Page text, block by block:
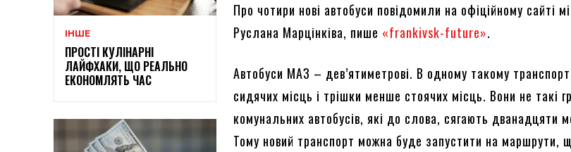
ІНШЕ
ПРОСТІ КУЛІНАРНІ
ЛАЙФХАКИ, ЩО РЕАЛЬНО
ЕКОНОМЛЯТЬ ЧАС
Про чотири нові автобуси повідомили на офіційному сайті
Руслана Марцінківа, пише «frankivsk-future».
Автобуси МАЗ – дев’ятиметрові. В одному такому
сидячих місць і трішки менше стоячих місць. Вони не такі
комунальних автобусів, які до слова, сягають дванадцяти
Тому новий транспорт можна буде запустити на маршрути,